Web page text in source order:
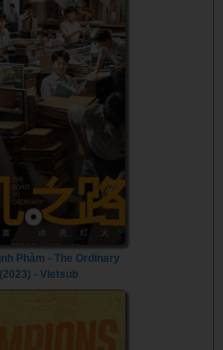
Phàm - The Ordinary
- Vietsub